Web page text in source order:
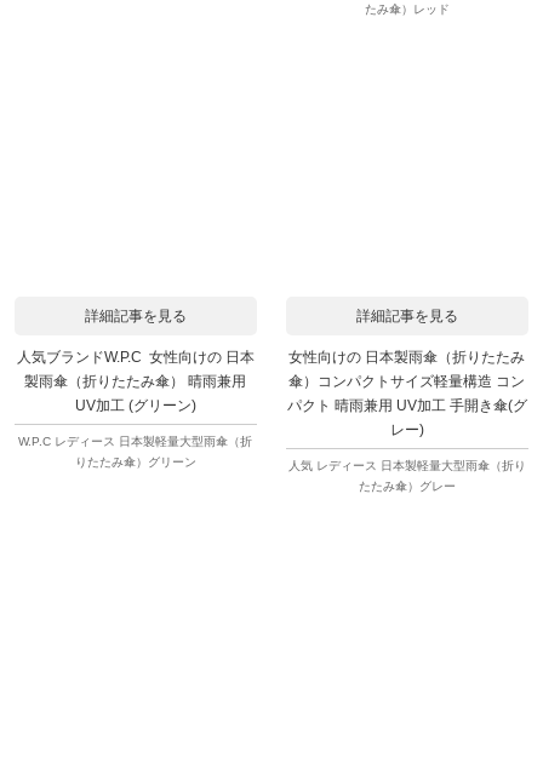
たみ傘）レッド
詳細記事を見る
人気ブランドW.P.C 女性向けの 日本
製雨傘（折りたたみ傘） 晴雨兼用
UV加工 (グリーン)
W.P.C レディース 日本製軽量大型雨傘（折
りたたみ傘）グリーン
詳細記事を見る
女性向けの 日本製雨傘（折りたたみ
傘）コンパクトサイズ軽量構造 コン
パクト 晴雨兼用 UV加工 手開き傘(グ
レー)
人気 レディース 日本製軽量大型雨傘（折り
たたみ傘）グレー